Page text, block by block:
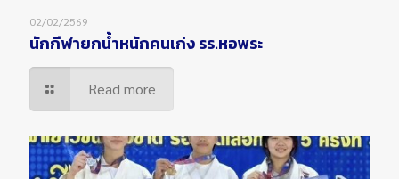
02/02/2569
นักกีฬายกน้ำหนักคนเก่ง รร.หอพระ
Read more